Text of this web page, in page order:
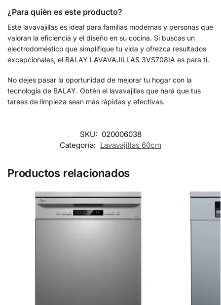
¿Para quién es este producto?
Este lavavajillas es ideal para familias modernas y personas que
valoran la eficiencia y el diseño en su cocina. Si buscas un
electrodoméstico que simplifique tu vida y ofrezca resultados
excepcionales, el BALAY LAVAVAJILLAS 3VS708IA es para ti.
No dejes pasar la oportunidad de mejorar tu hogar con la
tecnología de BALAY. Obtén el lavavajillas que hará que tus
tareas de limpieza sean más rápidas y efectivas.
SKU: 020006038
Categoría: Lavavajillas 60cm
Productos relacionados